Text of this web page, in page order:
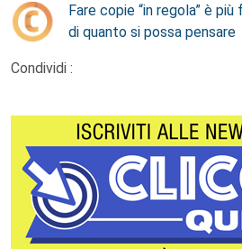
Fare copie “in regola” è più
di quanto si possa pensare
Condividi :